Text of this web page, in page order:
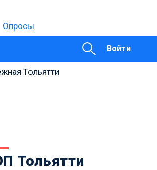
Опросы
Войти
Тольятти
Тольятти